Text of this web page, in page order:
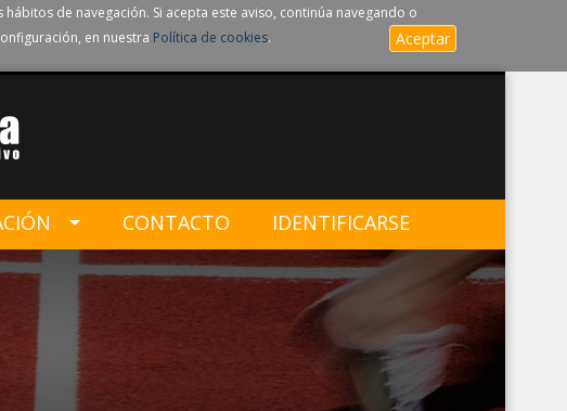
de navegación. Si acepta este aviso, continúa navegando o
en nuestra Política de cookies. Aceptar
CONTACTO IDENTIFICARSE